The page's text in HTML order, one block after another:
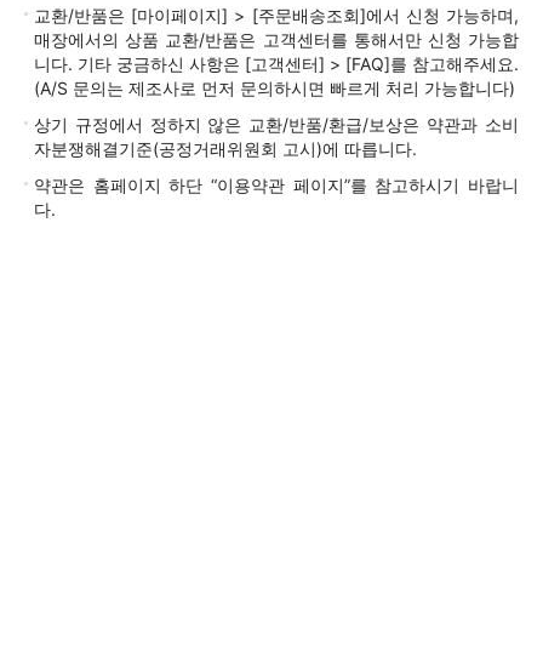
교환/반품은 [마이페이지] > [주문배송조회]에서 신청 가능하며,
매장에서의 상품 교환/반품은 고객센터를 통해서만 신청 가능합
니다. 기타 궁금하신 사항은 [고객센터] > [FAQ]를 참고해주세요.
(A/S 문의는 제조사로 먼저 문의하시면 빠르게 처리 가능합니다)
상기 규정에서 정하지 않은 교환/반품/환급/보상은 약관과 소비
자분쟁해결기준(공정거래위원회 고시)에 따릅니다.
약관은 홈페이지 하단 “이용약관 페이지”를 참고하시기 바랍니
다.